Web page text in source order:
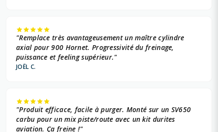
"Remplace très avantageusement un maître cylindre
axial pour 900 Hornet. Progressivité du freinage,
puissance et feeling supérieur."
JOËL C.
"Produit efficace, facile à purger. Monté sur un SV650
carbu pour un mix piste/route avec un kit durites
aviation. Ça freine !"